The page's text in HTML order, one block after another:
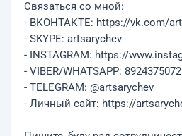
Связаться со мной:
- ВКОНТАКТЕ: https://vk.com/
- SKYPE: artsarychev
- INSTAGRAM: https://
- VIBER/WHATSAPP:
- TELEGRAM: @artsarychev
- Личный сайт: https://